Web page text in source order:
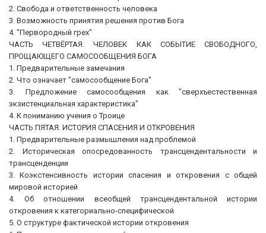
2. Свобода и ответственность человека
3. Возможность принятия решения против Бога
4. "Первородный грех"
ЧАСТЬ ЧЕТВЁРТАЯ. ЧЕЛОВЕК КАК СОБЫТИЕ СВОБОДНОГО,
ПРОЩАЮЩЕГО САМОСООБЩЕНИЯ БОГА
1. Предварительные замечания
2. Что означает "самосообщение Бога"
3. Предложение самосообщения как "сверхъестественная
экзистенциальная характеристика"
4. К пониманию учения о Троице
ЧАСТЬ ПЯТАЯ. ИСТОРИЯ СПАСЕНИЯ И ОТКРОВЕНИЯ
1. Предварительные размышления над проблемой
2. Историческая опосредованность трансцендентальности и
трансценденции
3. Коэкстенсивность истории спасения и откровения с общей
мировой историей
4. Об отношении всеобщей трансцендентальной истории
откровения к категориально-специфической
5. О структуре фактической истории откровения